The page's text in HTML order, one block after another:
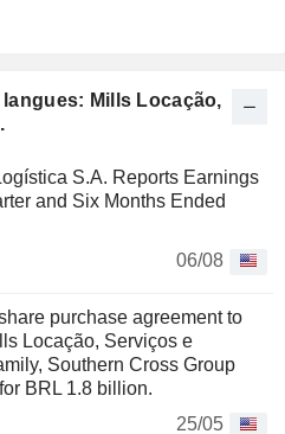
Mills Locação,
S.A. Reports Earnings
and Six Months Ended
06/08
purchase agreement to
Locação, Serviços e
Southern Cross Group
BRL 1.8 billion.
25/05